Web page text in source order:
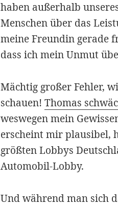
haben außerhalb
Menschen über das
meine Freundin gerade
dass ich mein Unmut
Mächtig großer Fehler,
schauen!Thomas
weswegen mein
erscheint mir plausibel,
größten Lobbys
Automobil-Lobby.
Und während man sich